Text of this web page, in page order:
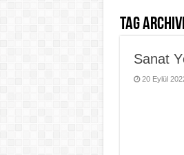
Tag
Sanat
20 Eylül